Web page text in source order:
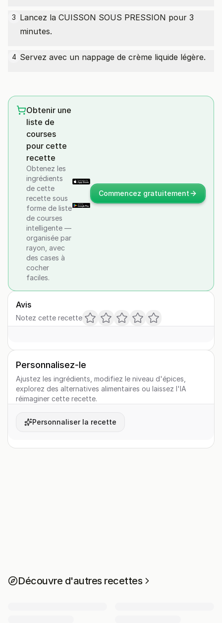
3 Lancez la CUISSON SOUS PRESSION pour 3
minutes.
4 Servez avec un nappage de crème liquide légère.
Obtenir une
liste de
courses
pour cette
recette
Obtenez les
ingrédients
de cette
recette sous
forme de liste
de courses
intelligente —
organisée par
rayon, avec
des cases à
cocher
faciles.
Commencez gratuitement
Avis
Notez cette recette
Personnalisez-le
Ajustez les ingrédients, modifiez le niveau d'épices,
explorez des alternatives alimentaires ou laissez l'IA
réimaginer cette recette.
Personnaliser la recette
Découvre d'autres recettes